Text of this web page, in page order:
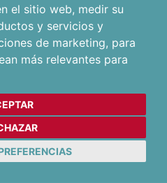
el sitio web, medir su
y servicios y
de marketing, para
más relevantes para